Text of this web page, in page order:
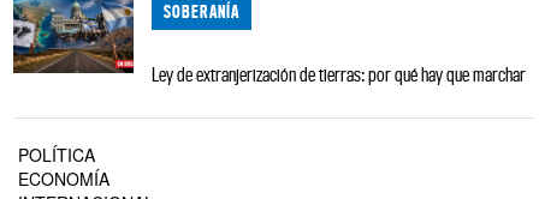
SOBERANÍA
Ley de extranjerización de tierras: por qué hay que marchar
POLÍTICA
ECONOMÍA